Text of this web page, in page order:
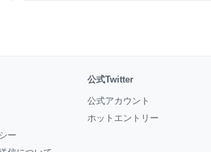
ー
公式Twitter
公式アカウント
ホットエントリー